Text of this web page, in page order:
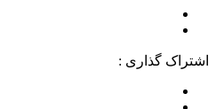
اشتراک گذاری :